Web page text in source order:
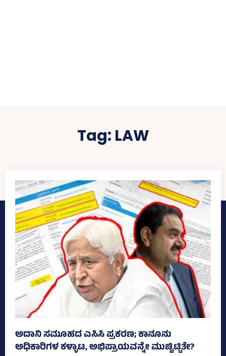
Tag: LAW
ಅದಾನಿ ಸಮೂಹದ ಎಸಿಸಿ ಪ್ರಕರಣ; ಕಾನೂನು
ಅಧಿಕಾರಿಗಳ ಕಳ್ಳಾಟ, ಅಭಿಪ್ರಾಯವನ್ನೇ ಮುಚ್ಚಿಟ್ಟಿತೇ?